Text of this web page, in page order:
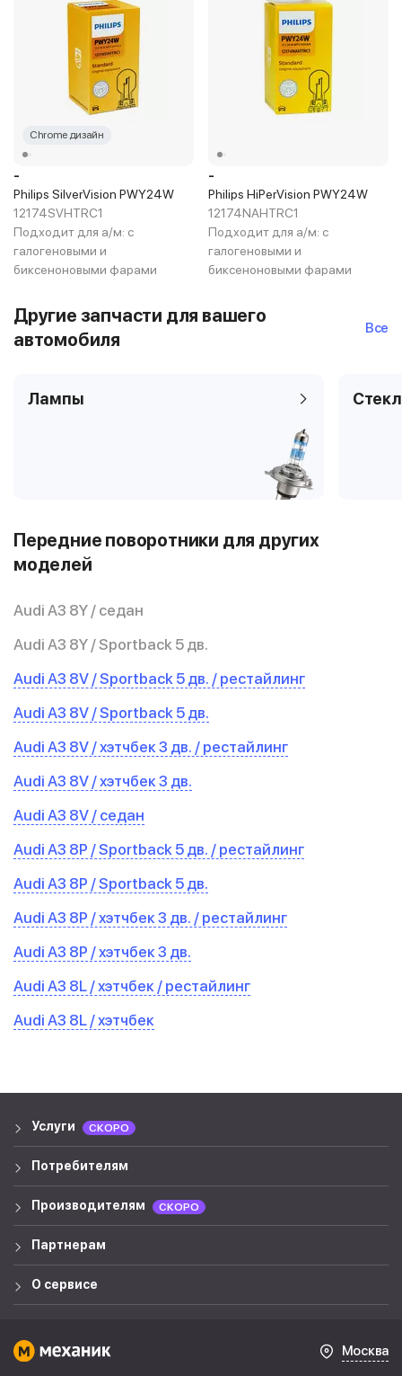
Chrome дизайн
-
Philips SilverVision PWY24W
12174SVHTRC1
Подходит для а/м: с
галогеновыми и
биксеноновыми фарами
-
Philips HiPerVision PWY24W
12174NAHTRC1
Подходит для а/м: с
галогеновыми и
биксеноновыми фарами
Другие запчасти для вашего
автомобиля
Все
Лампы
Передние поворотники для других
моделей
Audi A3 8Y / седан
Audi A3 8Y / Sportback 5 дв.
Audi A3 8V / Sportback 5 дв. / рестайлинг
Audi A3 8V / Sportback 5 дв.
Audi A3 8V / хэтчбек 3 дв. / рестайлинг
Audi A3 8V / хэтчбек 3 дв.
Audi A3 8V / седан
Audi A3 8P / Sportback 5 дв. / рестайлинг
Audi A3 8P / Sportback 5 дв.
Audi A3 8P / хэтчбек 3 дв. / рестайлинг
Audi A3 8P / хэтчбек 3 дв.
Audi A3 8L / хэтчбек / рестайлинг
Audi A3 8L / хэтчбек
Услуги СКОРО
Потребителям
Производителям СКОРО
Партнерам
О сервисе
Москва